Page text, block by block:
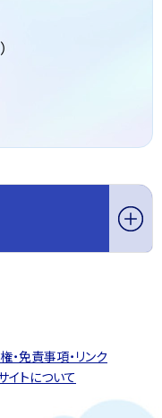
・免責事項・リンク
イトについて